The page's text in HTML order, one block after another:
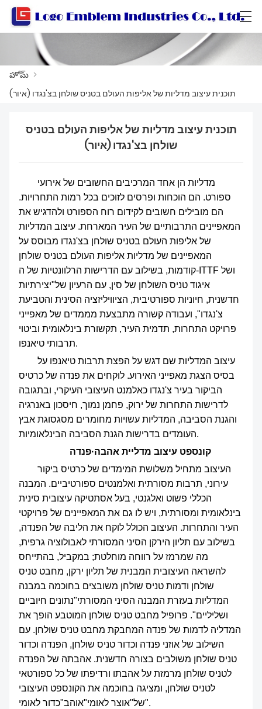
ఉత్పత్తులు
వర్క్‌షాప్
మా గురించి
మమ్మల్ని సంప్రదించండి
ఉత్పత్తి కేటలాగ్
న్యూస్
العربية Български Català
హోమ్ >
תוכנית עיצוב מדליות של אליפות העולם בטניס שולחן בצ'נגדו (איור)
תוכנית עיצוב מדליות של אליפות העולם בטניס
שולחן בצ'נגדו (איור)
ספורט. הם הוכחות ופרסים לזוכים בכל רמות התחרויות.
הם מובילים חשובים לקידום רוח הספורט ולהדגיש את
המאפיינים התרבותיים של העיר המארחת. עיצוב המדליות
של אליפות העולם בטניס שולחן בצ'נגדו מבוסס על
המאפיינים של מדליות אליפות העולם בטניס שולחן
קודמות, בשילוב עם הדרישות הרלוונטיות של ה-ITTF ושל
איגוד טניס השולחן של סין, עם הרעיון של"יצירתיות
חדשנית, חיוניות ספורטיבית, הציוויליזציה הסינית והטביעת
צ'נגדו", ועבודה קשורה מתבצעת מממדים של מאפייני
פרויקט התחרות, תדמית העיר, תקשורת בינלאומית וביטוי
תרבותי טיאנפו.
בסיס הצגת מאפייני האירוע. לוקחים את פנדה של כרטיס
הביקור בעיר צ'נגדו כאלמנט העיצובי העיקרי, ובתגובה
לדרישות התחרות של ירוק, פחמן נמוך, חיסכון באנרגיה
והגנת הסביבה, המדליות עשויות מחומרים מסגסוגת אבץ
העומדים בדרישות הגנת הסביבה הבינלאומיות.
קונספט עיצוב מדליית אהבה·פנדה
עירוני, תרבות מסורתית ואלמנטים ספורטיביים. המבנה
הכללי פשוט ואלגנטי, בעל אסתטיקה עיצובית סינית
בינלאומית ומסורתית, ויש לו גם את המאפיינים של פרויקטי
העיר והתחרות. העיצוב הכולל לוקח את הליבה של הפנדה,
בשילוב עם תליון הירקן הסיני המסורתי לאבולוציה גרפית,
מה שמרמז על רווחה מוחלטת; במקביל, בהתייחס
להשראה העיצובית המבנית של תליון ירקן, מחבט טניס
שולחן ודמות טניס שולחן משובצים בחוכמה במבנה
המדליות בעזרת המבנה הסיני המסורתי"נתונים חיוביים
ושליליים". פרופיל מחבט טניס שולחן המוטבע הופך את
המדליה לדמות של פנדה המחבקת מחבט טניס שולחן. עם
השילוב של אוזני פנדה וכדור טניס שולחן, הפנדה וכדור
טניס שולחן משולבים בצורה חדשנית. אהבתה של הפנדה
לטניס שולחן מרמזת על אהבתו ורדיפתו של כל ספורטאי
לטניס שולחן, ומציגה בחוכמה את הקונספט העיצובי
של"אוצר לאומי"אוהב"כדור לאומי".